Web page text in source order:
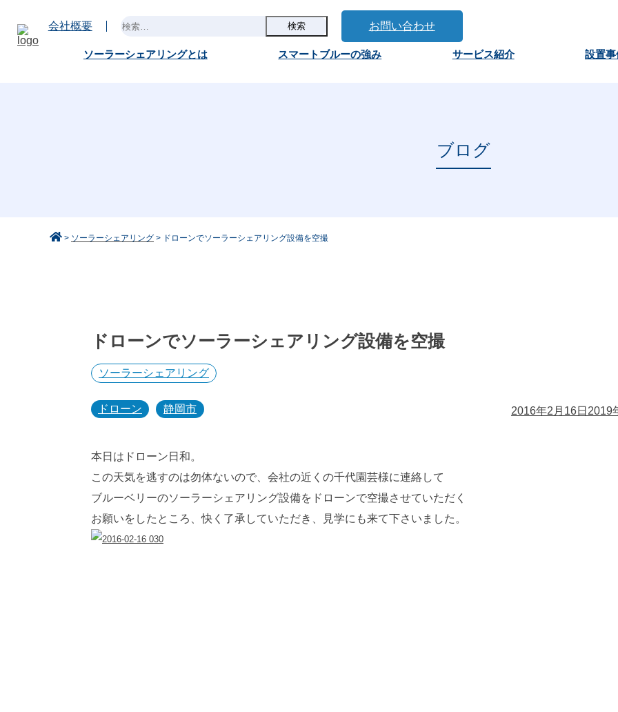
会社概要
検
索:
お問い合わせ
ソーラーシェアリングとは スマートブルーの強み サービス紹介 設置事
ブログ
> ソーラーシェアリング > ドローンでソーラーシェアリング設備を空撮
ドローンでソーラーシェアリング設備を空撮
ソーラーシェアリング
タ
グ:
ドローン 静岡市 2016年2月16日 2019
本日はドローン日和。
この天気を逃すのは勿体ないので、会社の近くの千代園芸様に連絡して
ブルーベリーのソーラーシェアリング設備をドローンで空撮させていただく
お願いをしたところ、快く了承していただき、見学にも来て下さいました。